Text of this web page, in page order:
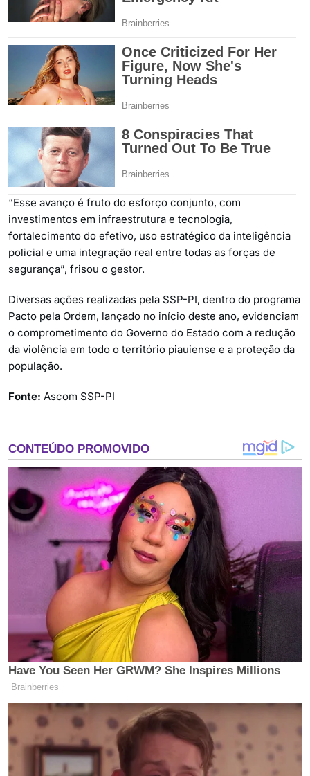
“Esse avanço é fruto do esforço conjunto, com
investimentos em infraestrutura e tecnologia,
fortalecimento do efetivo, uso estratégico da inteligência
policial e uma integração real entre todas as forças de
segurança”, frisou o gestor.
Diversas ações realizadas pela SSP-PI, dentro do programa
Pacto pela Ordem, lançado no início deste ano, evidenciam
o comprometimento do Governo do Estado com a redução
da violência em todo o território piauiense e a proteção da
população.
Fonte: Ascom SSP-PI